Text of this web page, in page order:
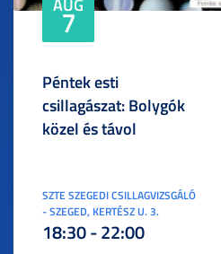
7
Péntek esti
csillagászat: Bolygók
közel és távol
SZTE SZEGEDI CSILLAGVIZSGÁLÓ
- SZEGED, KERTÉSZ U. 3.
18:30 - 22:00